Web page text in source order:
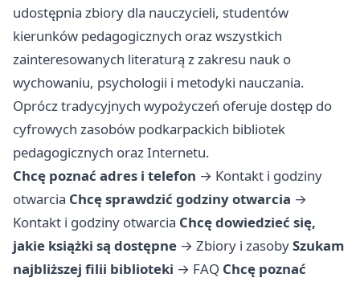
udostępnia zbiory dla nauczycieli, studentów
kierunków pedagogicznych oraz wszystkich
zainteresowanych literaturą z zakresu nauk o
wychowaniu, psychologii i metodyki nauczania.
Oprócz tradycyjnych wypożyczeń oferuje dostęp do
cyfrowych zasobów podkarpackich bibliotek
pedagogicznych oraz Internetu.
Chcę poznać adres i telefon → Kontakt i godziny
otwarcia Chcę sprawdzić godziny otwarcia →
Kontakt i godziny otwarcia Chcę dowiedzieć się,
jakie książki są dostępne → Zbiory i zasobySzukam
najbliższej filii biblioteki → FAQ Chcę poznać